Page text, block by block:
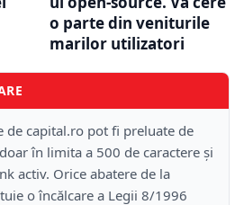
o parte din veniturile
marilor utilizatori
capital.ro pot fi preluate de
în limita a 500 de caractere și
activ. Orice abatere de la
o încălcare a Legii 8/1996